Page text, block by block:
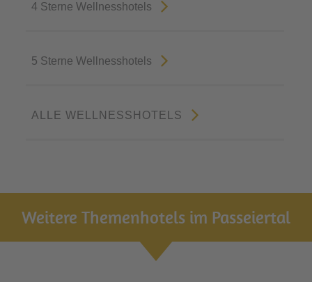
4 Sterne Wellnesshotels
5 Sterne Wellnesshotels
ALLE WELLNESSHOTELS
Weitere Themenhotels im Passeiertal